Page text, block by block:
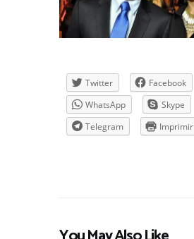
Twitter
Facebook
WhatsApp
Skype
Telegram
Imprimir